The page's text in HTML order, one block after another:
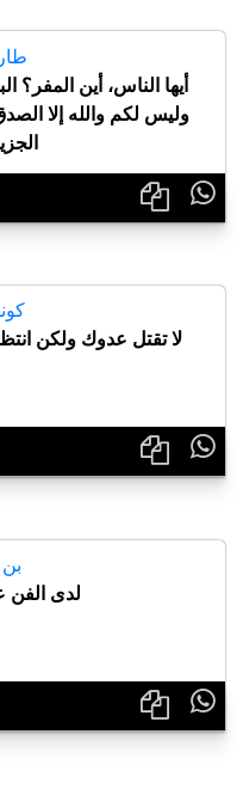
أيها الناس، أين المفر؟
وليس لكم والله إلا

لا تقتل عدوك ولكن

لدى الفن
